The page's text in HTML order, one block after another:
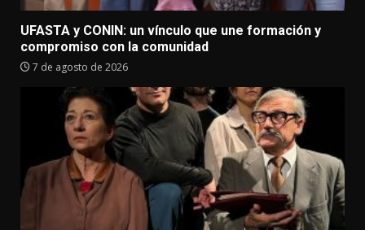
UFASTA y CONIN: un vínculo que une formación y
compromiso con la comunidad
7 de agosto de 2026